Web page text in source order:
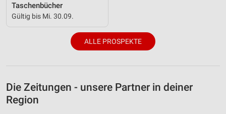
Taschenbücher
Gültig bis Mi. 30.09.
ALLE PROSPEKTE
Die Zeitungen - unsere Partner in deiner
Region